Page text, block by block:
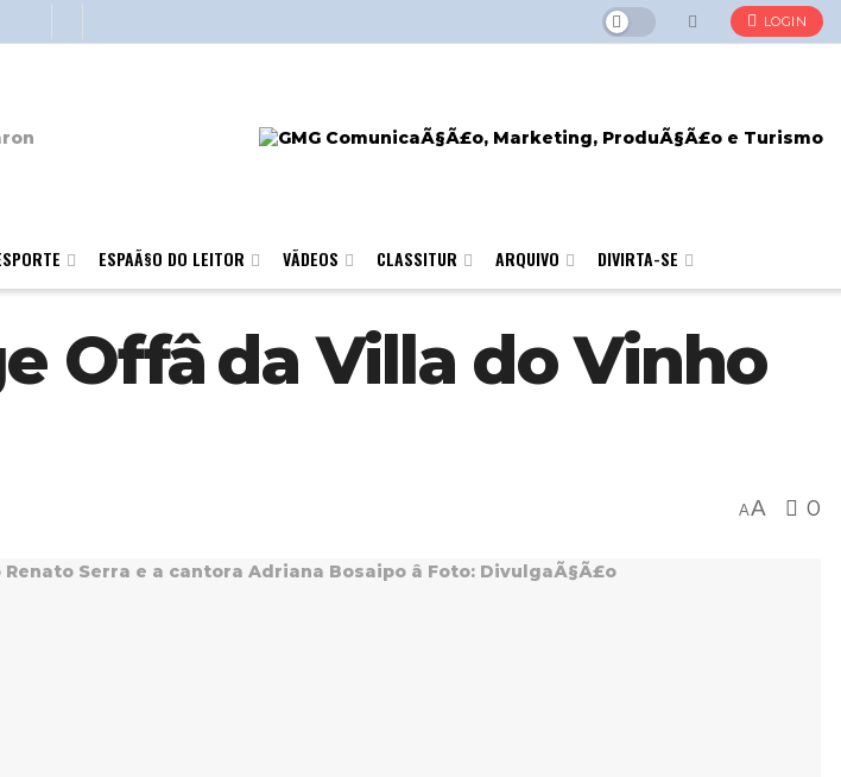
LOGIN
ESPAÃ§O DO LEITOR VÃ­DEOS CLASSITUR ARQUIVO DIVIRTA-SE
Offâ da Villa do Vinho
AA 0